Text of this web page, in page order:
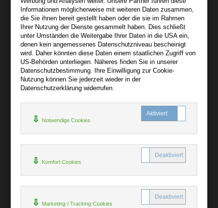
Über audiooo.net
AGB
Impressum
Widerruf
Datenschutz
Bibliotheksrabatt
MARC21-Datenimport
Rund um Ihren Einkauf
Informationen möglicherweise mit weiteren Daten zusammen,
die Sie ihnen bereit gestellt haben oder die sie im Rahmen
Ihrer Nutzung der Dienste gesammelt haben. Dies schließt
unter Umständen die Weitergabe Ihrer Daten in die USA ein,
denen kein angemessenes Datenschutzniveau bescheinigt
wird. Daher könnten diese Daten einem staatlichen Zugriff von
US-Behörden unterliegen. Näheres finden Sie in unserer
Datenschutzbestimmung. Ihre Einwilligung zur Cookie-
Nutzung können Sie jederzeit wieder in der
Datenschutzerklärung widerrufen.
Notwendige Cookies
Komfort Cookies
Marketing-/ Tracking-Cookies